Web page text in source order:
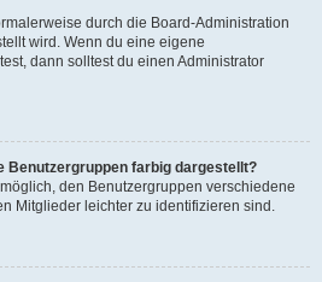
durch die Board-Administration
wird. Wenn du eine eigene
dann solltest du einen Administrator
Benutzergruppen farbig dargestellt?
den Benutzergruppen verschiedene
Mitglieder leichter zu identifizieren sind.